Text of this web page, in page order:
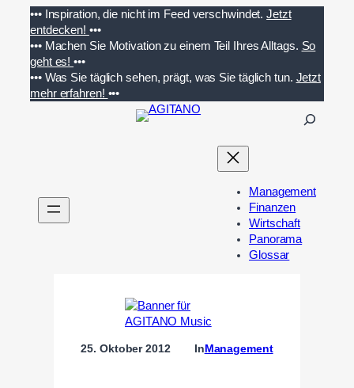
Inhalt
springen
••• Inspiration, die nicht im Feed verschwindet. Jetzt
entdecken! •••
••• Machen Sie Motivation zu einem Teil Ihres Alltags. So
geht es!•••
••• Was Sie täglich sehen, prägt, was Sie täglich tun. Jetzt
mehr erfahren! •••
n
Management
Finanzen
Wirtschaft
Panorama
Glossar
25. Oktober 2012 InManagement